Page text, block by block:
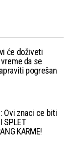
će doživeti
da se
pogrešan
Ovi znaci ce biti
SPLET
KARME!